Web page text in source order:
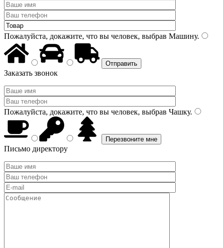
Пожалуйста, докажите, что вы человек, выбрав Машину.
Заказать звонок
Пожалуйста, докажите, что вы человек, выбрав Чашку.
Письмо директору